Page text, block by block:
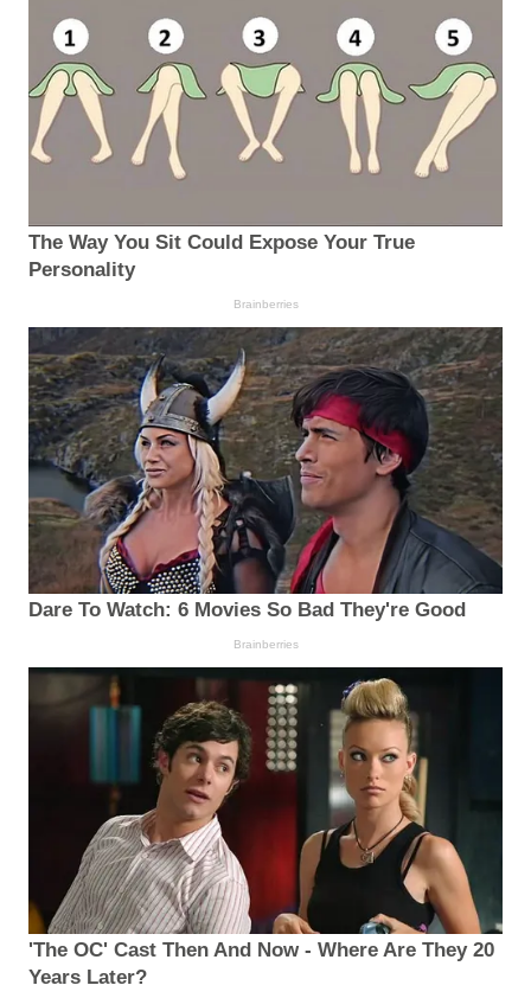
The Way You Sit Could Expose Your True
Personality
Brainberries
Dare To Watch: 6 Movies So Bad They're Good
Brainberries
'The OC' Cast Then And Now - Where Are They 20
Years Later?